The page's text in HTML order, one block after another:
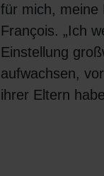
für mich, meine
François. „Ich
Einstellung
aufwachsen,
ihrer Eltern